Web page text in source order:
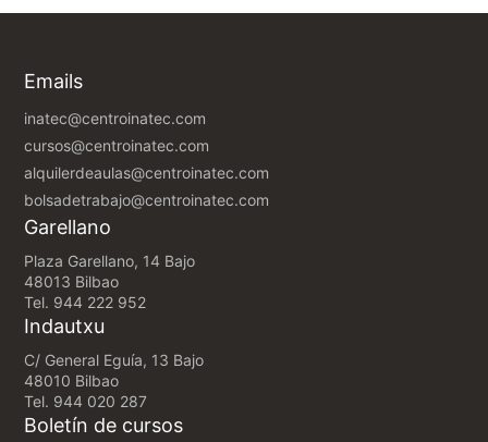
Emails
inatec@centroinatec.com
cursos@centroinatec.com
alquilerdeaulas@centroinatec.com
bolsadetrabajo@centroinatec.com
Garellano
Plaza Garellano, 14 Bajo
48013 Bilbao
Tel. 944 222 952
Indautxu
C/ General Eguía, 13 Bajo
48010 Bilbao
Tel. 944 020 287
Boletín de cursos